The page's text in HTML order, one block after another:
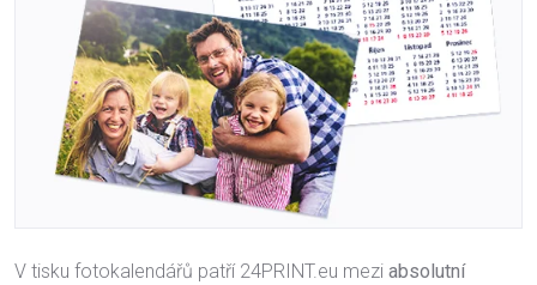
V tisku fotokalendářů patří 24PRINT.eu mezi absolutní